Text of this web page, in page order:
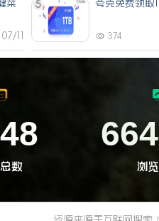
菜
07/11
5 夸克免费领取
374
数 浏